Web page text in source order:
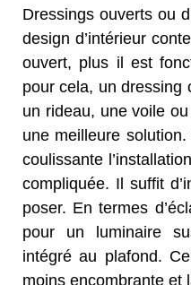
Dressings ouverts ou
design d’intérieur
ouvert, plus il est
pour cela, un dressing
un rideau, une voile
une meilleure
coulissante
compliquée. Il suffit
poser. En termes
pour un luminaire
intégré au plafond.
moins encombrante et